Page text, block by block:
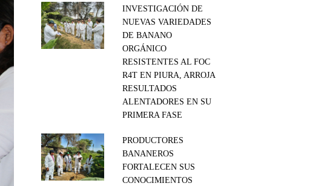
INVESTIGACIÓN DE
NUEVAS VARIEDADES
DE BANANO
ORGÁNICO
RESISTENTES AL FOC
R4T EN PIURA, ARROJA
RESULTADOS
ALENTADORES EN SU
PRIMERA FASE
PRODUCTORES
BANANEROS
FORTALECEN SUS
CONOCIMIENTOS